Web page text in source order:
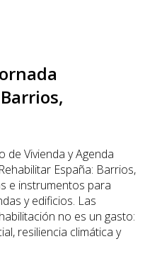
de Vivienda y Agenda
España: Barrios,
e instrumentos para
y edificios. Las
no es un gasto:
resiliencia climática y